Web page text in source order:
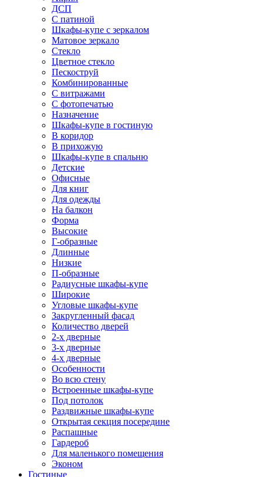
ДСП
С патиной
Шкафы-купе с зеркалом
Матовое зеркало
Стекло
Цветное стекло
Пескоструй
Комбинированные
С витражами
С фотопечатью
Назначение
Шкафы-купе в гостиную
В коридор
В прихожую
Шкафы-купе в спальню
Детские
Офисные
Для книг
Для одежды
На балкон
Форма
Высокие
Г-образные
Длинные
Низкие
П-образные
Радиусные шкафы-купе
Широкие
Угловые шкафы-купе
Закругленный фасад
Количество дверей
2-х дверные
3-х дверные
4-х дверные
Особенности
Во всю стену
Встроенные шкафы-купе
Под потолок
Раздвижные шкафы-купе
Открытая секция посередине
Распашные
Гардероб
Для маленького помещения
Эконом
Гостиные